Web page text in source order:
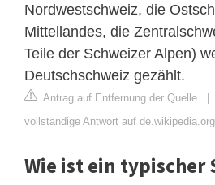
Nordwestschweiz, die
Mittellandes, die
Teile der Schweizer Alpen)
Deutschschweiz gezählt.
Antrag auf Entfernung der Quelle |
vollständige Antwort auf
Wie ist ein typischer